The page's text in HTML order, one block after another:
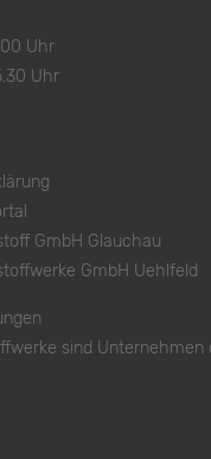
Uhr
Uhr
GmbH Glauchau
GmbH Uehlfeld
sind Unternehmen